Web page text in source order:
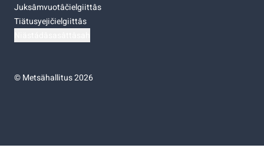
Juksâmvuotâčielgiittâs
Tiätusyejičielgiittâs
©Metsähallitus 2026